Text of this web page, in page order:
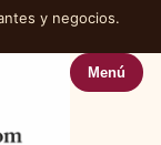
y negocios.
Menú